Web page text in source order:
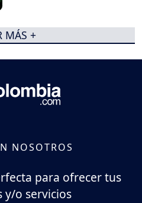
MÁS +
NOSOTROS
para ofrecer tus
y/o servicios